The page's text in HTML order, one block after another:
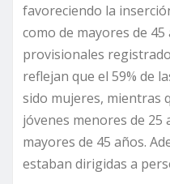
favoreciendo la
como de mayores de
provisionales
reflejan que el 59% de
sido mujeres, mientras
jóvenes menores de 25
mayores de 45 años.
estaban dirigidas a